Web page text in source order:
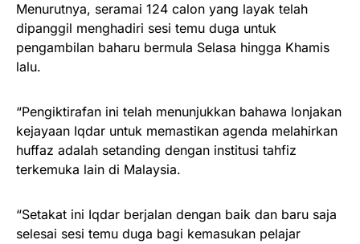
Menurutnya, seramai 124 calon yang layak telah
dipanggil menghadiri sesi temu duga untuk
pengambilan baharu bermula Selasa hingga Khamis
lalu.
“Pengiktirafan ini telah menunjukkan bahawa lonjakan
kejayaan Iqdar untuk memastikan agenda melahirkan
huffaz adalah setanding dengan institusi tahfiz
terkemuka lain di Malaysia.
“Setakat ini Iqdar berjalan dengan baik dan baru saja
selesai sesi temu duga bagi kemasukan pelajar